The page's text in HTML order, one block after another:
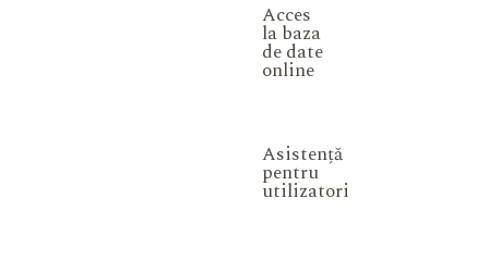
Acces
la baza
de date
online
Asistență
pentru
utilizatori